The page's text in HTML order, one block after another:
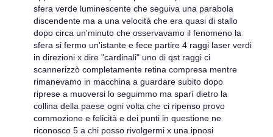
sfera verde luminescente che seguiva una parabola
discendente ma a una velocità che era quasi di stallo
dopo circa un'minuto che osservavamo il fenomeno la
sfera si fermo un'istante e fece partire 4 raggi laser verdi
in direzioni x dire "cardinali" uno di qst raggi ci
scannerizzò completamente retina compresa mentre
rimanevamo in macchina a guardare subito dopo
riprese a muoversi lo seguimmo ma sparì dietro la
collina della paese ogni volta che ci ripenso provo
commozione e felicità e dei punti in questione ne
riconosco 5 a chi posso rivolgermi x una ipnosi